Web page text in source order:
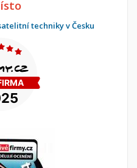
techniky v Česku